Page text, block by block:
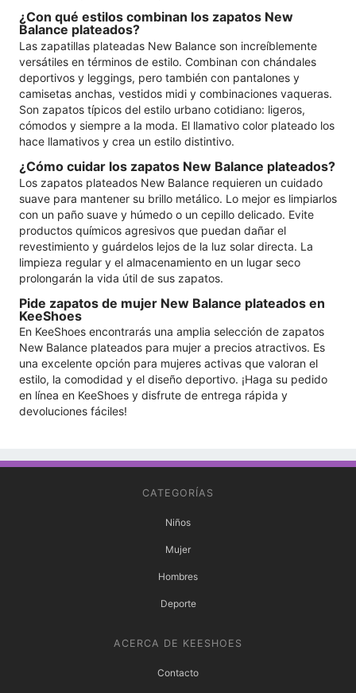
¿Con qué estilos combinan los zapatos New
Balance plateados?
Las zapatillas plateadas New Balance son increíblemente
versátiles en términos de estilo. Combinan con chándales
deportivos y leggings, pero también con pantalones y
camisetas anchas, vestidos midi y combinaciones vaqueras.
Son zapatos típicos del estilo urbano cotidiano: ligeros,
cómodos y siempre a la moda. El llamativo color plateado los
hace llamativos y crea un estilo distintivo.
¿Cómo cuidar los zapatos New Balance plateados?
Los zapatos plateados New Balance requieren un cuidado
suave para mantener su brillo metálico. Lo mejor es limpiarlos
con un paño suave y húmedo o un cepillo delicado. Evite
productos químicos agresivos que puedan dañar el
revestimiento y guárdelos lejos de la luz solar directa. La
limpieza regular y el almacenamiento en un lugar seco
prolongarán la vida útil de sus zapatos.
Pide zapatos de mujer New Balance plateados en
KeeShoes
En KeeShoes encontrarás una amplia selección de zapatos
New Balance plateados para mujer a precios atractivos. Es
una excelente opción para mujeres activas que valoran el
estilo, la comodidad y el diseño deportivo. ¡Haga su pedido
en línea en KeeShoes y disfrute de entrega rápida y
devoluciones fáciles!
CATEGORÍAS
Niños
Mujer
Hombres
Deporte
ACERCA DE KEESHOES
Contacto